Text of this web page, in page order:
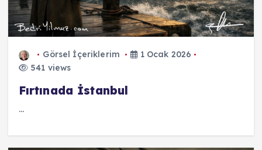
Görsel İçeriklerim
1 Ocak 2026
541 views
Fırtınada İstanbul
...